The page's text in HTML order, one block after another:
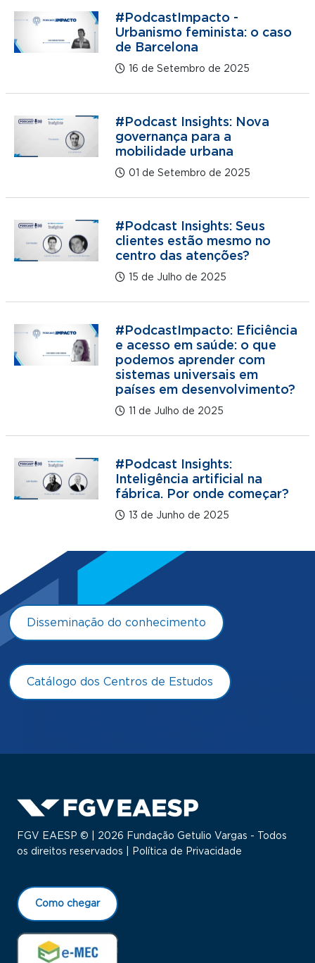
#PodcastImpacto -
Urbanismo feminista: o caso
de Barcelona
16 de Setembro de 2025
#Podcast Insights: Nova
governança para a
mobilidade urbana
01 de Setembro de 2025
#Podcast Insights: Seus
clientes estão mesmo no
centro das atenções?
15 de Julho de 2025
#PodcastImpacto: Eficiência
e acesso em saúde: o que
podemos aprender com
sistemas universais em
países em desenvolvimento?
11 de Julho de 2025
#Podcast Insights:
Inteligência artificial na
fábrica. Por onde começar?
13 de Junho de 2025
Disseminação do conhecimento
Catálogo dos Centros de Estudos
FGV EAESP © | 2026 Fundação Getulio Vargas - Todos
os direitos reservados |
Política de Privacidade
Como chegar